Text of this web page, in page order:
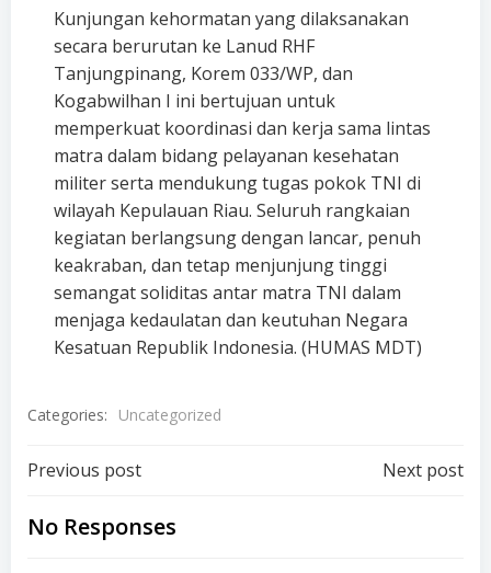
Kunjungan kehormatan yang dilaksanakan
secara berurutan ke Lanud RHF
Tanjungpinang, Korem 033/WP, dan
Kogabwilhan I ini bertujuan untuk
memperkuat koordinasi dan kerja sama lintas
matra dalam bidang pelayanan kesehatan
militer serta mendukung tugas pokok TNI di
wilayah Kepulauan Riau. Seluruh rangkaian
kegiatan berlangsung dengan lancar, penuh
keakraban, dan tetap menjunjung tinggi
semangat soliditas antar matra TNI dalam
menjaga kedaulatan dan keutuhan Negara
Kesatuan Republik Indonesia. (HUMAS MDT)
Categories: Uncategorized
Post
navigation
Previous post Next post
No Responses